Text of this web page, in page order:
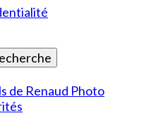
de Renaud Photo